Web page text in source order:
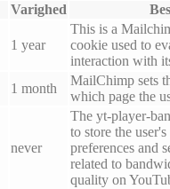
Varighed
1 year
This is a
cookie used to
interaction with
1 month
MailChimp sets
which page the
never
The yt-player-
to store the
preferences and
related to
quality on